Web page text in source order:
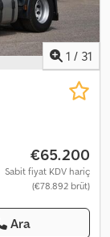
1 / 31
€65.200
Sabit fiyat KDV hariç
(€78.892 brüt)
Ara